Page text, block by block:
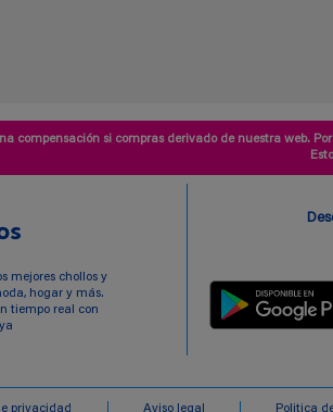
compensación si compras derivado de nuestra web.
mejores chollos y
hogar y más.
tiempo real con
privacidad Aviso legal Politica